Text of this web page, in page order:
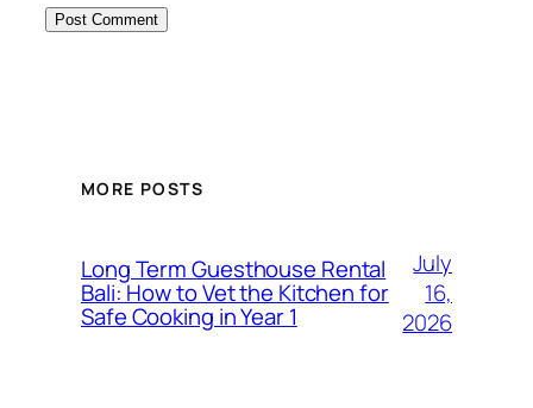
MORE POSTS
Long Term Guesthouse Rental
Bali: How to Vet the Kitchen for
Safe Cooking in Year 1
July
16,
2026